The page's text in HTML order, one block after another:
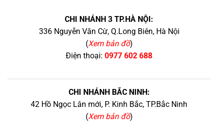
CHI NHÁNH 3 TP.HÀ NỘI:
336 Nguyễn Văn Cừ, Q.Long Biên, Hà Nội
(Xem bản đồ)
Điện thoại: 0977 602 688
CHI NHÁNH BẮC NINH:
42 Hồ Ngọc Lân mới, P. Kinh Bắc, TP.Bắc Ninh
(Xem bản đồ)